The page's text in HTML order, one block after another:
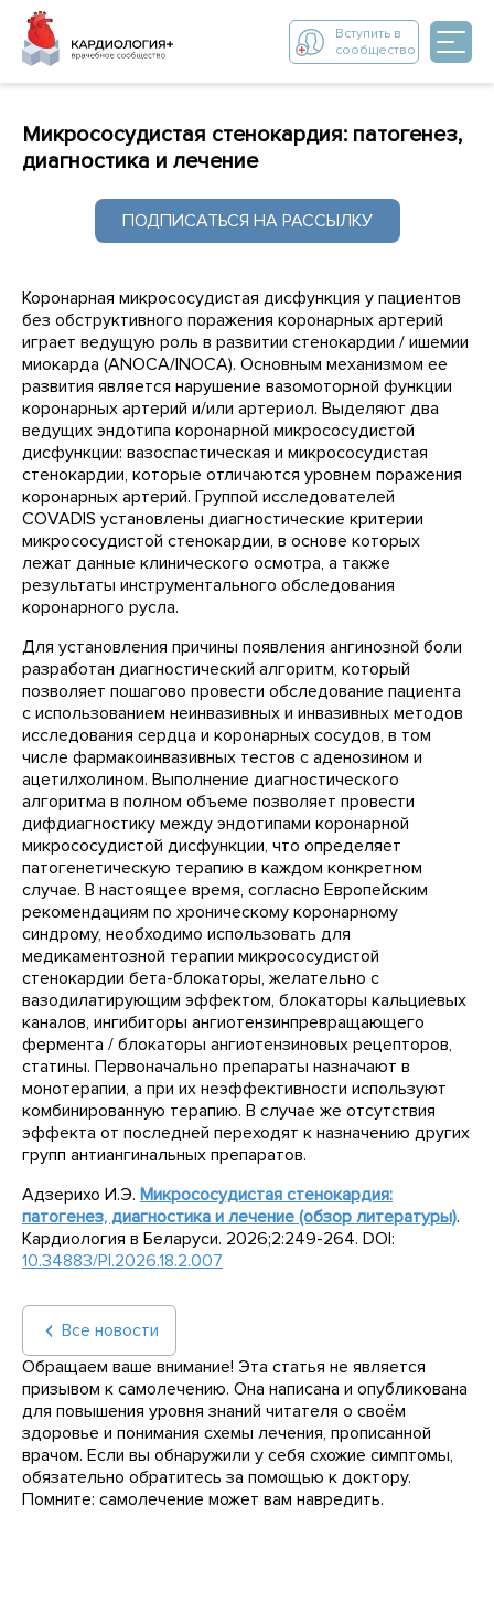
Вступить в
сообщество
Микрососудистая стенокардия: патогенез,
диагностика и лечение
ПОДПИСАТЬСЯ НА РАССЫЛКУ
Коронарная микрососудистая дисфункция у пациентов
без обструктивного поражения коронарных артерий
играет ведущую роль в развитии стенокардии / ишемии
миокарда (ANOCA/INOCA). Основным механизмом ее
развития является нарушение вазомоторной функции
коронарных артерий и/или артериол. Выделяют два
ведущих эндотипа коронарной микрососудистой
дисфункции: вазоспастическая и микрососудистая
стенокардии, которые отличаются уровнем поражения
коронарных артерий. Группой исследователей
COVADIS установлены диагностические критерии
микрососудистой стенокардии, в основе которых
лежат данные клинического осмотра, а также
результаты инструментального обследования
коронарного русла.
Для установления причины появления ангинозной боли
разработан диагностический алгоритм, который
позволяет пошагово провести обследование пациента
с использованием неинвазивных и инвазивных методов
исследования сердца и коронарных сосудов, в том
числе фармакоинвазивных тестов с аденозином и
ацетилхолином. Выполнение диагностического
алгоритма в полном объеме позволяет провести
дифдиагностику между эндотипами коронарной
микрососудистой дисфункции, что определяет
патогенетическую терапию в каждом конкретном
случае. В настоящее время, согласно Европейским
рекомендациям по хроническому коронарному
синдрому, необходимо использовать для
медикаментозной терапии микрососудистой
стенокардии бета-блокаторы, желательно с
вазодилатирующим эффектом, блокаторы кальциевых
каналов, ингибиторы ангиотензинпревращающего
фермента / блокаторы ангиотензиновых рецепторов,
статины. Первоначально препараты назначают в
монотерапии, а при их неэффективности используют
комбинированную терапию. В случае же отсутствия
эффекта от последней переходят к назначению других
групп антиангинальных препаратов.
Адзерихо И.Э. Микрососудистая стенокардия:
патогенез, диагностика и лечение (обзор литературы).
Кардиология в Беларуси. 2026;2:249-264. DOI:
10.34883/PI.2026.18.2.007
Все новости
Обращаем ваше внимание! Эта статья не является
призывом к самолечению. Она написана и опубликована
для повышения уровня знаний читателя о своём
здоровье и понимания схемы лечения, прописанной
врачом. Если вы обнаружили у себя схожие симптомы,
обязательно обратитесь за помощью к доктору.
Помните: самолечение может вам навредить.